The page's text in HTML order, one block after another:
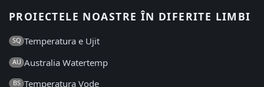
PROIECTELE NOASTRE ÎN DIFERITE LIMBI
SQ Temperatura e Ujit
AU Australia Watertemp
BS Temperatura Vode